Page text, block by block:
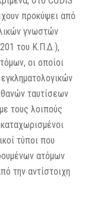
προκύψει από
γνωστών
του Κ.Π.Δ.),
οι οποίοι
ταυτίσεων
τους λοιπούς
τύποι που
ατόμων
την αντίστοιχη